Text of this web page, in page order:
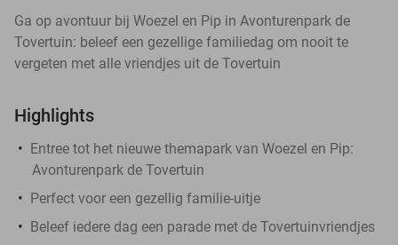
Ga op avontuur bij Woezel en Pip in Avonturenpark de
Tovertuin: beleef een gezellige familiedag om nooit te
vergeten met alle vriendjes uit de Tovertuin
Highlights
Entree tot het nieuwe themapark van Woezel en Pip:
Avonturenpark de Tovertuin
Perfect voor een gezellig familie-uitje
Beleef iedere dag een parade met de Tovertuinvriendjes